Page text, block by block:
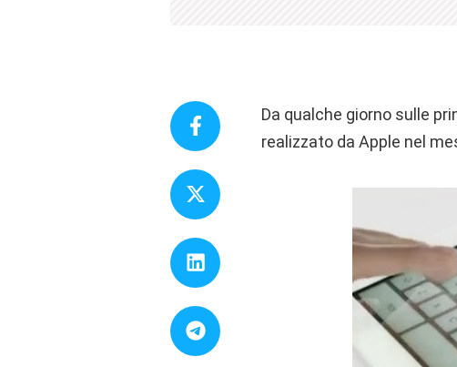
Da qualche giorno sulle
realizzato da Apple nel